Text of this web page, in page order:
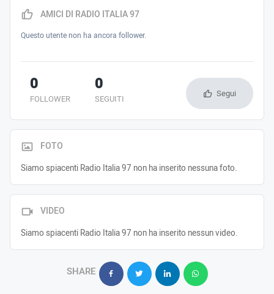
AMICI DI RADIO ITALIA 97
Questo utente non ha ancora follower.
FOLLOWER
0
SEGUITI
0 Segui
FOTO
Siamo spiacenti Radio Italia 97 non ha inserito nessuna foto.
VIDEO
Siamo spiacenti Radio Italia 97 non ha inserito nessun video.
SHARE